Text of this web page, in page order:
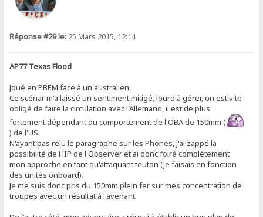
Réponse #29 le: 25 Mars 2015, 12:14
AP77 Texas Flood
Joué en PBEM face à un australien.
Ce scénar m'a laissé un sentiment mitigé, lourd à gérer, on est vite
obligé de faire la circulation avec l'Allemand, il est de plus
fortement dépendant du comportement de l'OBA de 150mm (
) de l'US.
N'ayant pas relu le paragraphe sur les Phones, j'ai zappé la
possibilité de HIP de l'Observer et ai donc foiré complètement
mon approche en tant qu'attaquant teuton (je faisais en fonction
des unités onboard).
Je me suis donc pris du 150mm plein fer sur mes concentration de
troupes avec un résultat à l'avenant.